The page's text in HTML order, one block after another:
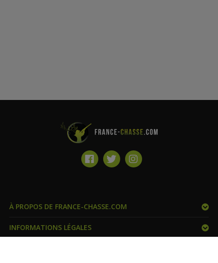
À PROPOS DE FRANCE-CHASSE.COM
INFORMATIONS LÉGALES